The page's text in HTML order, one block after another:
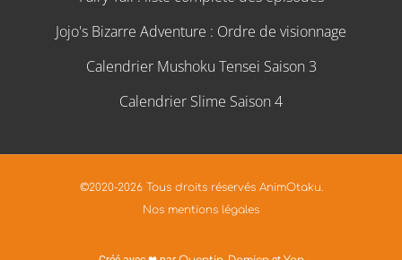
Jojo's Bizarre Adventure : Ordre de visionnage
Calendrier Mushoku Tensei Saison 3
Calendrier Slime Saison 4
©2020-2026 Tous droits réservés AnimOtaku.
Nos mentions légales